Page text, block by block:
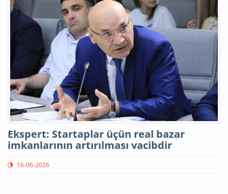
Ekspert: Startaplar üçün real bazar
imkanlarının artırılması vacibdir
16-06-2026